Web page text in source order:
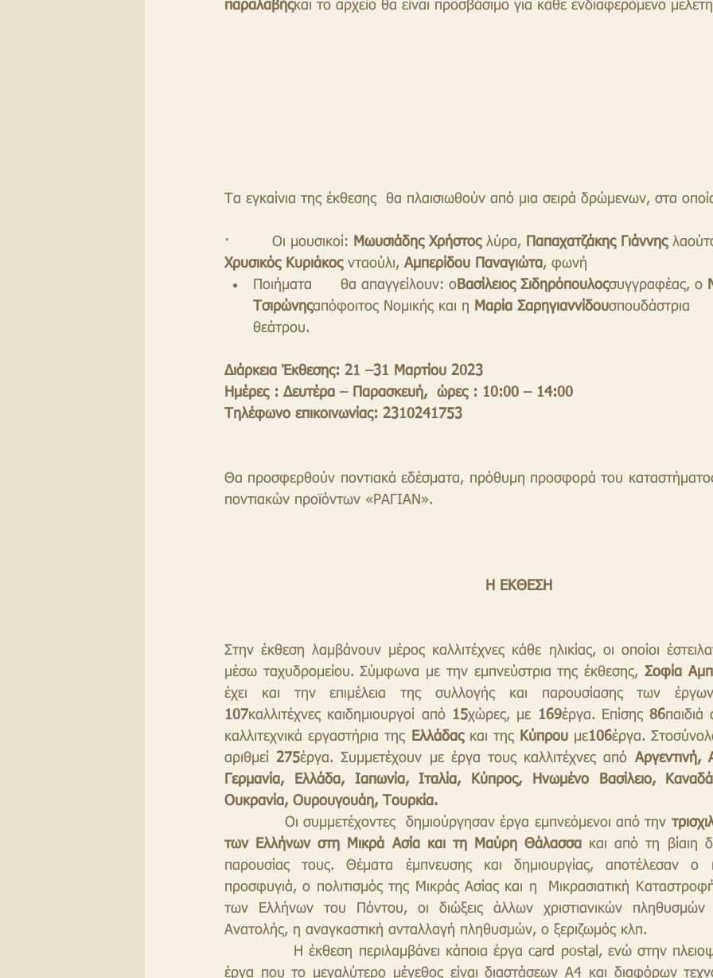
παραλαβήςκαι το αρχείο θα είναι προσβάσιμο για κάθε ενδιαφερόμενο
Τα εγκαίνια της έκθεσης  θα πλαισιωθούν από μια σειρά δρώμενων, στα
·         Οι μουσικοί: Μωυσιάδης Χρήστος λύρα, Παπαχατζάκης Γιάννης
Χρυσικός Κυριάκος νταούλι, Αμπερίδου Παναγιώτα, φωνή
Ποιήματα      θα απαγγείλουν: οΒασίλειος Σιδηρόπουλοςσυγγραφέας, ο
Τσιρώνηςαπόφοιτος Νομικής και η Μαρία Σαρηγιαννίδουσπουδάστρια
θεάτρου.
Διάρκεια Έκθεσης: 21 –31 Μαρτίου 2023
Ημέρες : Δευτέρα – Παρασκευή,  ώρες : 10:00 – 14:00
Τηλέφωνο επικοινωνίας: 2310241753
Θα προσφερθούν ποντιακά εδέσματα, πρόθυμη προσφορά του
ποντιακών προϊόντων «ΡΑΓΙΑΝ».
Η ΕΚΘΕΣΗ
Στην έκθεση λαμβάνουν μέρος καλλιτέχνες κάθε ηλικίας, οι οποίοι
μέσω ταχυδρομείου. Σύμφωνα με την εμπνεύστρια της έκθεσης, Σοφία
107καλλιτέχνες καιδημιουργοί από 15χώρες, με 169έργα. Επίσης 86παιδιά
καλλιτεχνικά εργαστήρια της
Ελλάδας και της Κύπρου με106έργα.
αριθμεί 275έργα. Συμμετέχουν με έργα τους καλλιτέχνες από Αργεντινή,
Γερμανία, Ελλάδα, Ιαπωνία, Ιταλία, Κύπρος, Ηνωμένο Βασίλειο,
Ουκρανία, Ουρουγουάη, Τουρκία.
            Οι συμμετέχοντες  δημιούργησαν έργα εμπνεόμενοι από την
των Ελλήνων στη Μικρά Ασία και τη Μαύρη Θάλασσα και από τη βίαιη
παρουσίας τους. Θέματα έμπνευσης και δημιουργίας, αποτέλεσαν ο
προσφυγιά, ο πολιτισμός της Μικράς Ασίας και η  Μικρασιατική
των Ελλήνων του Πόντου, οι διώξεις άλλων χριστιανικών
Ανατολής, η αναγκαστική ανταλλαγή πληθυσμών, ο ξεριζωμός κλπ.
έργα που το μεγαλύτερο μέγεθος είναι διαστάσεων Α4 και διαφόρων